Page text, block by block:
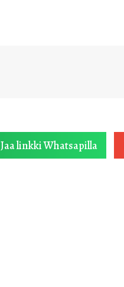
Jaa linkki Whatsapilla